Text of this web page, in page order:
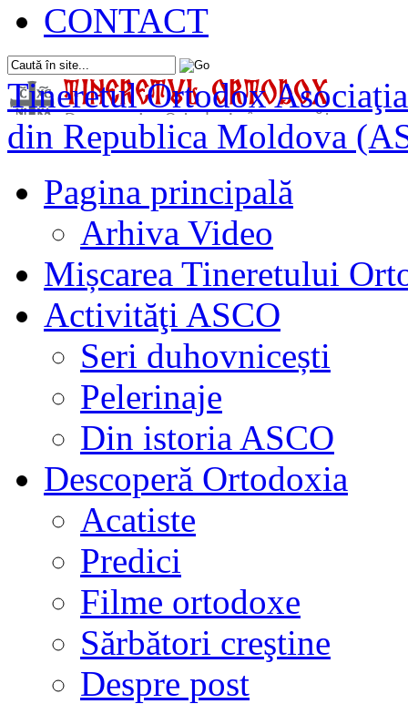
CONTACT
Tineretul Ortodox
din Republica Moldova
Pagina principală
Arhiva Video
Mișcarea Tineretului
Activităţi ASCO
Seri duhovnicești
Pelerinaje
Din istoria ASCO
Descoperă Ortodoxia
Acatiste
Predici
Filme ortodoxe
Sărbători creştine
Despre post